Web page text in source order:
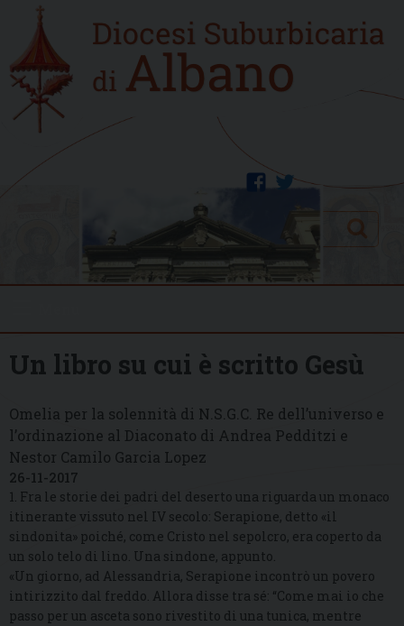
content
Home
new
twitter
facebook
Search
Un libro su cui è scritto Gesù
Omelia per la solennità di N.S.G.C. Re dell’universo e
l’ordinazione al Diaconato di Andrea Pedditzi e
Nestor Camilo Garcia Lopez
26-11-2017
1. Fra le storie dei padri del deserto una riguarda un monaco
itinerante vissuto nel IV secolo: Serapione, detto «il
sindonita» poiché, come Cristo nel sepolcro, era coperto da
un solo telo di lino. Una sindone, appunto.
«Un giorno, ad Alessandria, Serapione incontrò un povero
intirizzito dal freddo. Allora disse tra sé: “Come mai io che
passo per un asceta sono rivestito di una tunica, mentre